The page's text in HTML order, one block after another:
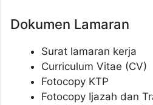
Dokumen Lamaran
Surat lamaran kerja
Curriculum Vitae (CV)
Fotocopy KTP
Fotocopy Ijazah dan